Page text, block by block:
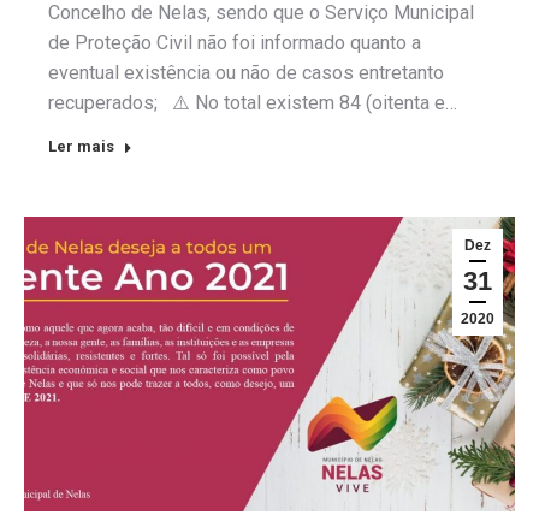
Concelho de Nelas, sendo que o Serviço Municipal
de Proteção Civil não foi informado quanto a
eventual existência ou não de casos entretanto
recuperados; ⚠️ No total existem 84 (oitenta e…
Ler mais
Dez
31
2020